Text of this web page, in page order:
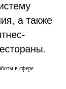
а также
в сфере